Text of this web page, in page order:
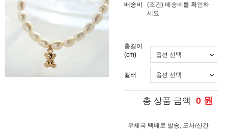
배송비
(조건) 배송비를 확인하
세요
총길이
(cm)
컬러
총 상품 금액 0 원
우체국 택배로 발송, 도서/산간